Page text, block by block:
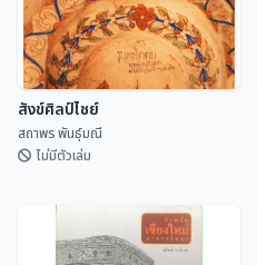
สังข์ศิลป์ไชย์
สังข์ศิลป์ไชย์
สถาพร พันธุ์มณี
ไม่มีตัวเล่ม